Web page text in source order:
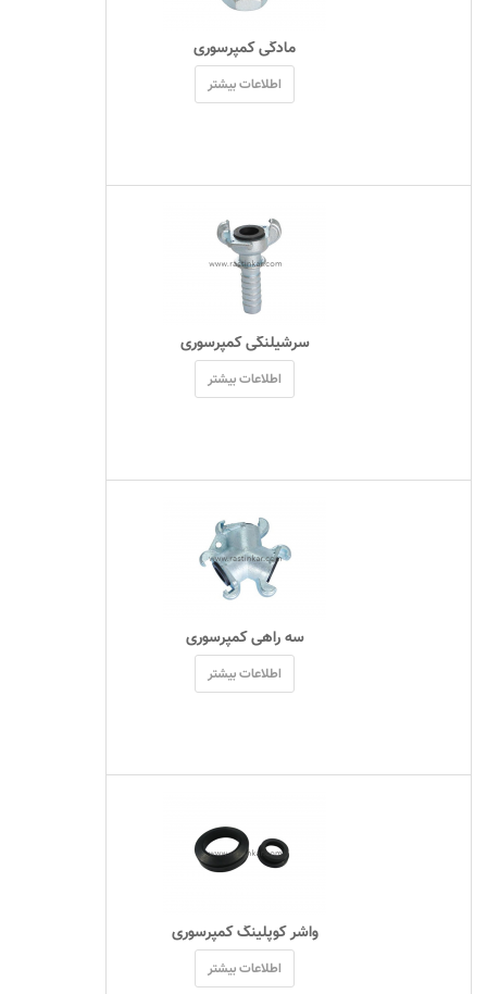
مادگی کمپرسوری
اطلاعات بیشتر
سرشیلنگی کمپرسوری
اطلاعات بیشتر
سه راهی کمپرسوری
اطلاعات بیشتر
واشر کوپلینگ کمپرسوری
اطلاعات بیشتر